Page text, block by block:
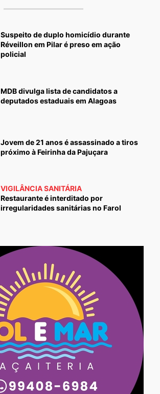
Suspeito de duplo homicídio durante
Réveillon em Pilar é preso em ação
policial
MDB divulga lista de candidatos a
deputados estaduais em Alagoas
Jovem de 21 anos é assassinado a tiros
próximo à Feirinha da Pajuçara
VIGILÂNCIA SANITÁRIA
Restaurante é interditado por
irregularidades sanitárias no Farol